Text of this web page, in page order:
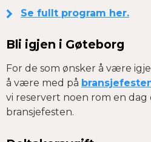
Se fullt program her.
Bli igjen i Gøteborg
For de som ønsker å være
å være med på
vi reservert noen rom en dag
bransjefesten.